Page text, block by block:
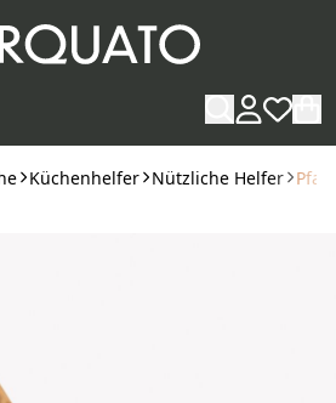
Küchenhelfer Nützliche Helfer